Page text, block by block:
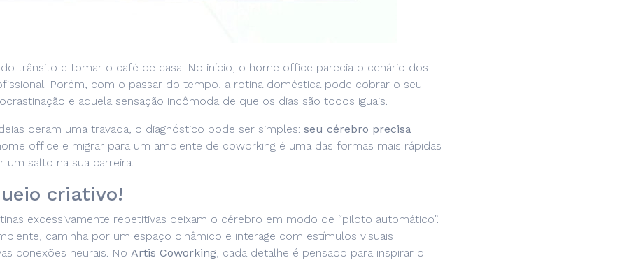
do trânsito e tomar o café de casa. No início, o home office parecia o cenário dos
Porém, com o passar do tempo, a rotina doméstica pode cobrar o seu
e aquela sensação incômoda de que os dias são todos iguais.
deram uma travada, o diagnóstico pode ser simples:seu cérebro precisa
office e migrar para um ambiente de coworking é uma das formas mais rápidas
um salto na sua carreira.
criativo!
excessivamente repetitivas deixam o cérebro em modo de “piloto automático”.
caminha por um espaço dinâmico e interage com estímulos visuais
conexões neurais. No Artis Coworking , cada detalhe é pensado para inspirar o